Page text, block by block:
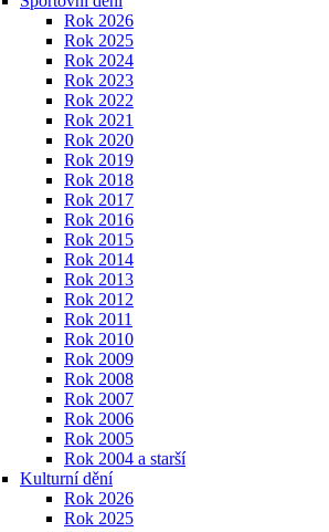
Rok 2026
Rok 2025
Rok 2024
Rok 2023
Rok 2022
Rok 2021
Rok 2020
Rok 2019
Rok 2018
Rok 2017
Rok 2016
Rok 2015
Rok 2014
Rok 2013
Rok 2012
Rok 2011
Rok 2010
Rok 2009
Rok 2008
Rok 2007
Rok 2006
Rok 2005
Rok 2004 a starší
Kulturní dění
Rok 2026
Rok 2025